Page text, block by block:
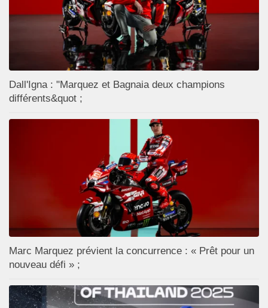
Dall'Igna : "Marquez et Bagnaia deux champions
différents&quot ;
Marc Marquez prévient la concurrence : « Prêt pour un
nouveau défi » ;